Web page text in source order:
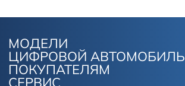
МОДЕЛИ
ЦИФРОВОЙ АВТОМОБИЛЬ
ПОКУПАТЕЛЯМ
СЕРВИС